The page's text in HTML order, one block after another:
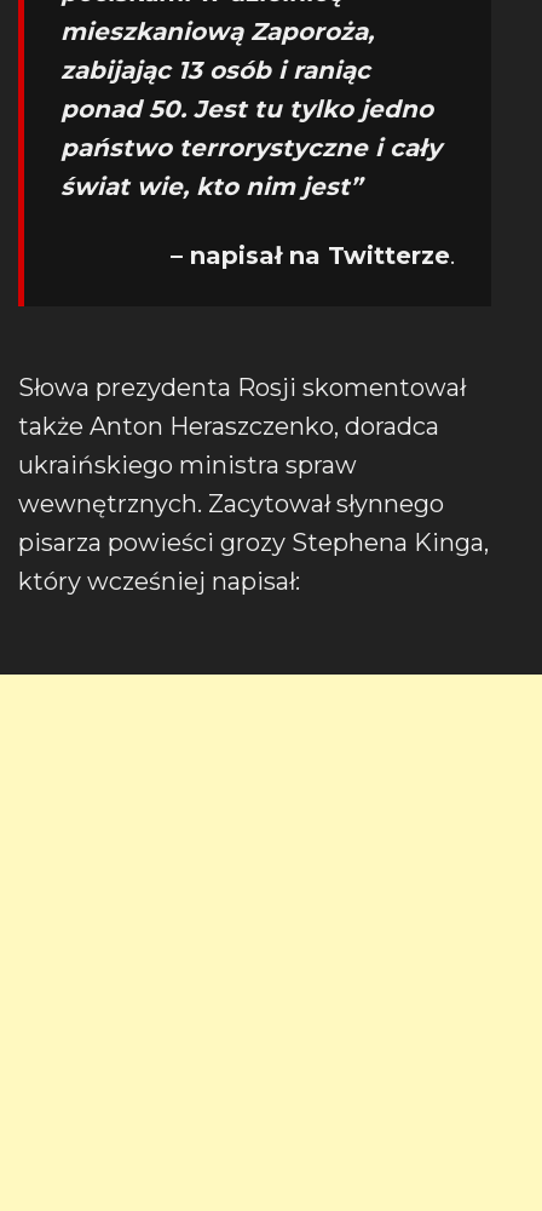
mieszkaniową Zaporoża,
zabijając 13 osób i raniąc
ponad 50. Jest tu tylko jedno
państwo terrorystyczne i cały
świat wie, kto nim jest”
– napisał na Twitterze.
Słowa prezydenta Rosji skomentował
także Anton Heraszczenko, doradca
ukraińskiego ministra spraw
wewnętrznych. Zacytował słynnego
pisarza powieści grozy Stephena Kinga,
który wcześniej napisał: